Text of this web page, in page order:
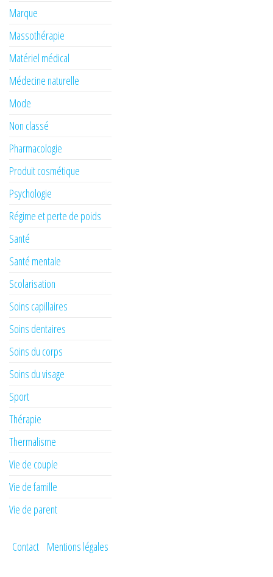
Marque
Massothérapie
Matériel médical
Médecine naturelle
Mode
Non classé
Pharmacologie
Produit cosmétique
Psychologie
Régime et perte de poids
Santé
Santé mentale
Scolarisation
Soins capillaires
Soins dentaires
Soins du corps
Soins du visage
Sport
Thérapie
Thermalisme
Vie de couple
Vie de famille
Vie de parent
Contact Mentions légales